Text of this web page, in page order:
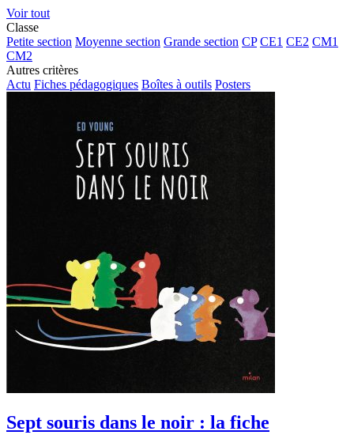
Voir tout
Classe
Petite section Moyenne section Grande section CP CE1 CE2 CM1
CM2
Autres critères
Actu Fiches pédagogiques Boîtes à outils Posters
Sept souris dans le noir : la fiche